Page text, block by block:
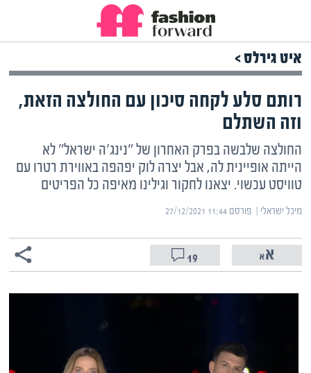
איט גירלס >
רותם סלע לקחה סיכון עם החולצה הזאת,
וזה השתלם
החולצה שלבשה בפרק האחרון של "נינג'ה ישראל" לא
הייתה אופיינית לה, אבל יצרה לוק יפהפה באווירת רטרו עם
טוויסט עכשוי. יצאנו לחקור וגילינו מאיפה כל הפריטים
מיכל ישראלי | ‏פורסם ‎27/12/2021 11:44
19